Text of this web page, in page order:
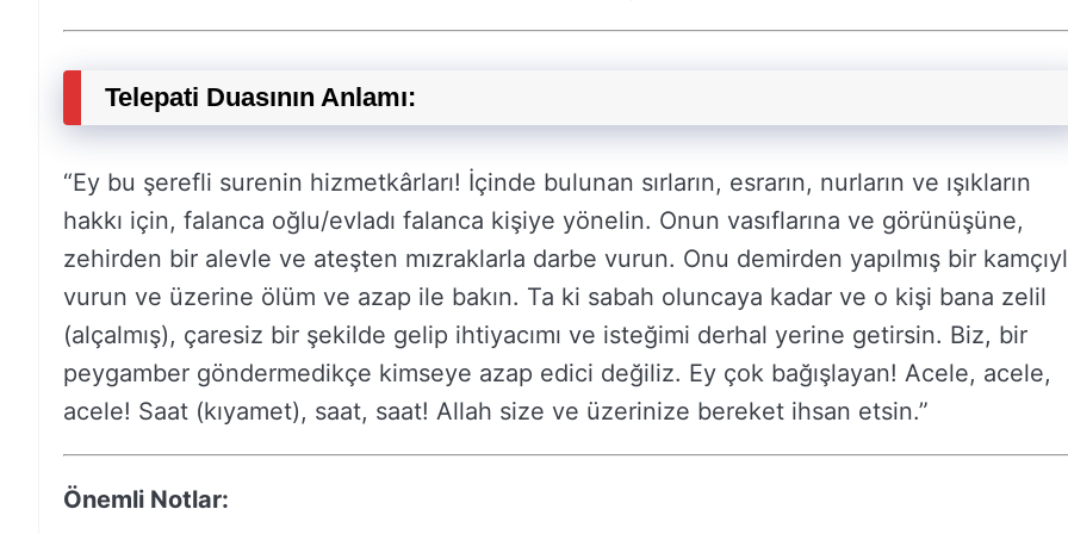
Telepati Duasının Anlamı:
“Ey bu şerefli surenin hizmetkârları! İçinde bulunan sırların, esrarın, nurların ve ışıkların
hakkı için, falanca oğlu/evladı falanca kişiye yönelin. Onun vasıflarına ve görünüşüne,
zehirden bir alevle ve ateşten mızraklarla darbe vurun. Onu demirden yapılmış bir
vurun ve üzerine ölüm ve azap ile bakın. Ta ki sabah oluncaya kadar ve o kişi bana zelil
(alçalmış), çaresiz bir şekilde gelip ihtiyacımı ve isteğimi derhal yerine getirsin. Biz, bir
peygamber göndermedikçe kimseye azap edici değiliz. Ey çok bağışlayan! Acele, acele,
acele! Saat (kıyamet), saat, saat! Allah size ve üzerinize bereket ihsan etsin.”
Önemli Notlar: